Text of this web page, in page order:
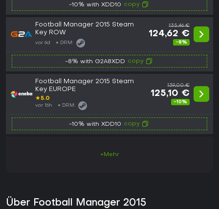
-10% with XDD10 copy
Football Manager 2015 Steam
Key ROW
vor 6d DRM:
135,46 €
124,62 €
-8%
-8% with G2A8XDD copy
Football Manager 2015 Steam
Key EUROPE
★5.0
vor 16h DRM:
139,00 €
125,10 €
-10%
-10% with XDD10 copy
+Mehr
Über Football Manager 2015